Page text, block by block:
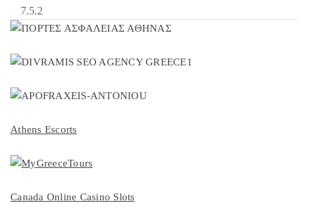
Athens Escorts
Canada Online Casino Slots